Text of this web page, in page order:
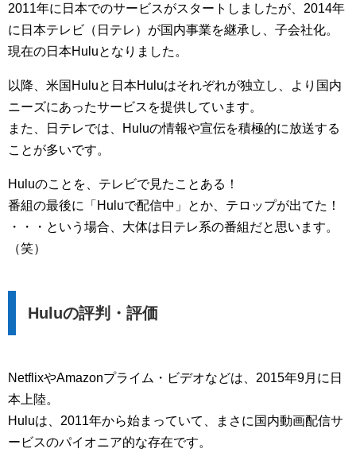
2011年に日本でのサービスがスタートしましたが、2014年
に日本テレビ（日テレ）が国内事業を継承し、子会社化。
現在の日本Huluとなりました。
以降、米国Huluと日本Huluはそれぞれが独立し、より国内
ニーズにあったサービスを提供しています。
また、日テレでは、Huluの情報や宣伝を積極的に放送する
ことが多いです。
Huluのことを、テレビで見たことある！
番組の最後に「Huluで配信中」とか、テロップが出てた！
・・・という場合、大体は日テレ系の番組だと思います。
（笑）
Huluの評判・評価
NetflixやAmazonプライム・ビデオなどは、2015年9月に日
本上陸。
Huluは、2011年から始まっていて、まさに国内動画配信サ
ービスのパイオニア的な存在です。